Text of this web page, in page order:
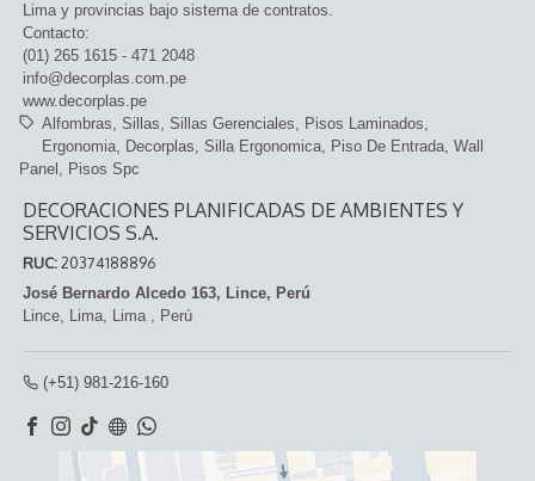
Lima y provincias bajo sistema de contratos.
Contacto:
(01) 265 1615 - 471 2048
info@decorplas.com.pe
www.decorplas.pe
Alfombras
Sillas Sillas Gerenciales
Pisos Laminados
Ergonomia
Decorplas Silla Ergonomica Piso De Entrada Wall
Panel
Pisos Spc
DECORACIONES PLANIFICADAS DE AMBIENTES Y
SERVICIOS S.A.
RUC:20374188896
José Bernardo Alcedo 163, Lince, Perú
Lince, Lima, Lima , Perú
(+51) 981-216-160